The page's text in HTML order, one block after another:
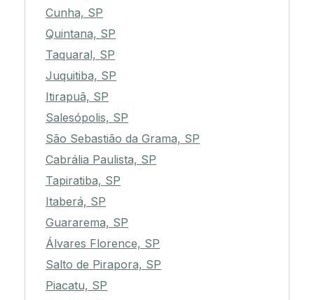
Cunha, SP
Quintana, SP
Taquaral, SP
Juquitiba, SP
Itirapuã, SP
Salesópolis, SP
São Sebastião da Grama, SP
Cabrália Paulista, SP
Tapiratiba, SP
Itaberá, SP
Guararema, SP
Álvares Florence, SP
Salto de Pirapora, SP
Piacatu, SP